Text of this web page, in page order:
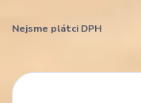
Nejsme plátci DPH